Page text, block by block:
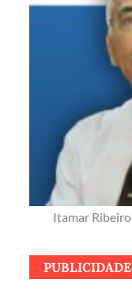
Itamar Ribeiro
PUBLICIDADE